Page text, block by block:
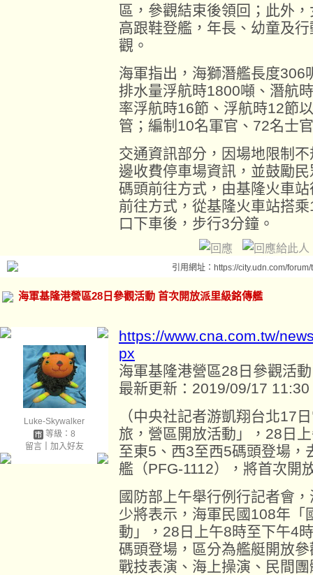
區，參觀結束後領回；此外
高跟鞋登艦，年長、幼童及
觀。
海軍指出，海獅潛艦長度
排水量浮航時1800噸、潛航
率浮航時16節、浮航時12節
管；編制10名軍官、72名士
交通資訊部分，因場地限制
邊收費停車場資訊，並鼓勵
碼頭前往方式，由基隆火車
前往方式，從基隆火車站搭
口下車後，步行3分鐘。
引用網址：https://city.udn.com/
海軍基隆港營區28日參觀活動 首次開放派里級銘傳艦
Luke-Skywalker
等級：8
留言｜ 加入好友
https://www.cna.com.tw/
px
海軍基隆港營區28日參觀活
最新更新：2019/09/17 11:30
（中央社記者游凱翔台北17
旅，營區開放活動」，28日
至東5、西3至西5碼頭登場，
艦（PFG-1112），將首次開
國防部上午舉行例行記者會
少將表示，海軍民國108年「
動」，28日上午8時至下午4
碼頭登場，區分為艦艇開放
戰技表演、海上操演、民間